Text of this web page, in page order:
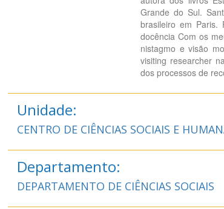
Grande do Sul.
brasileiro em Paris.
docência Com os
nistagmo e visão
visiting researcher
dos processos de
Unidade:
CENTRO DE CIÊNCIAS SOCIAIS E
Departamento:
DEPARTAMENTO DE CIÊNCIAS SOCIAIS